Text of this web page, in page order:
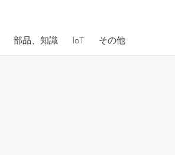
部品、知識 IoT その他